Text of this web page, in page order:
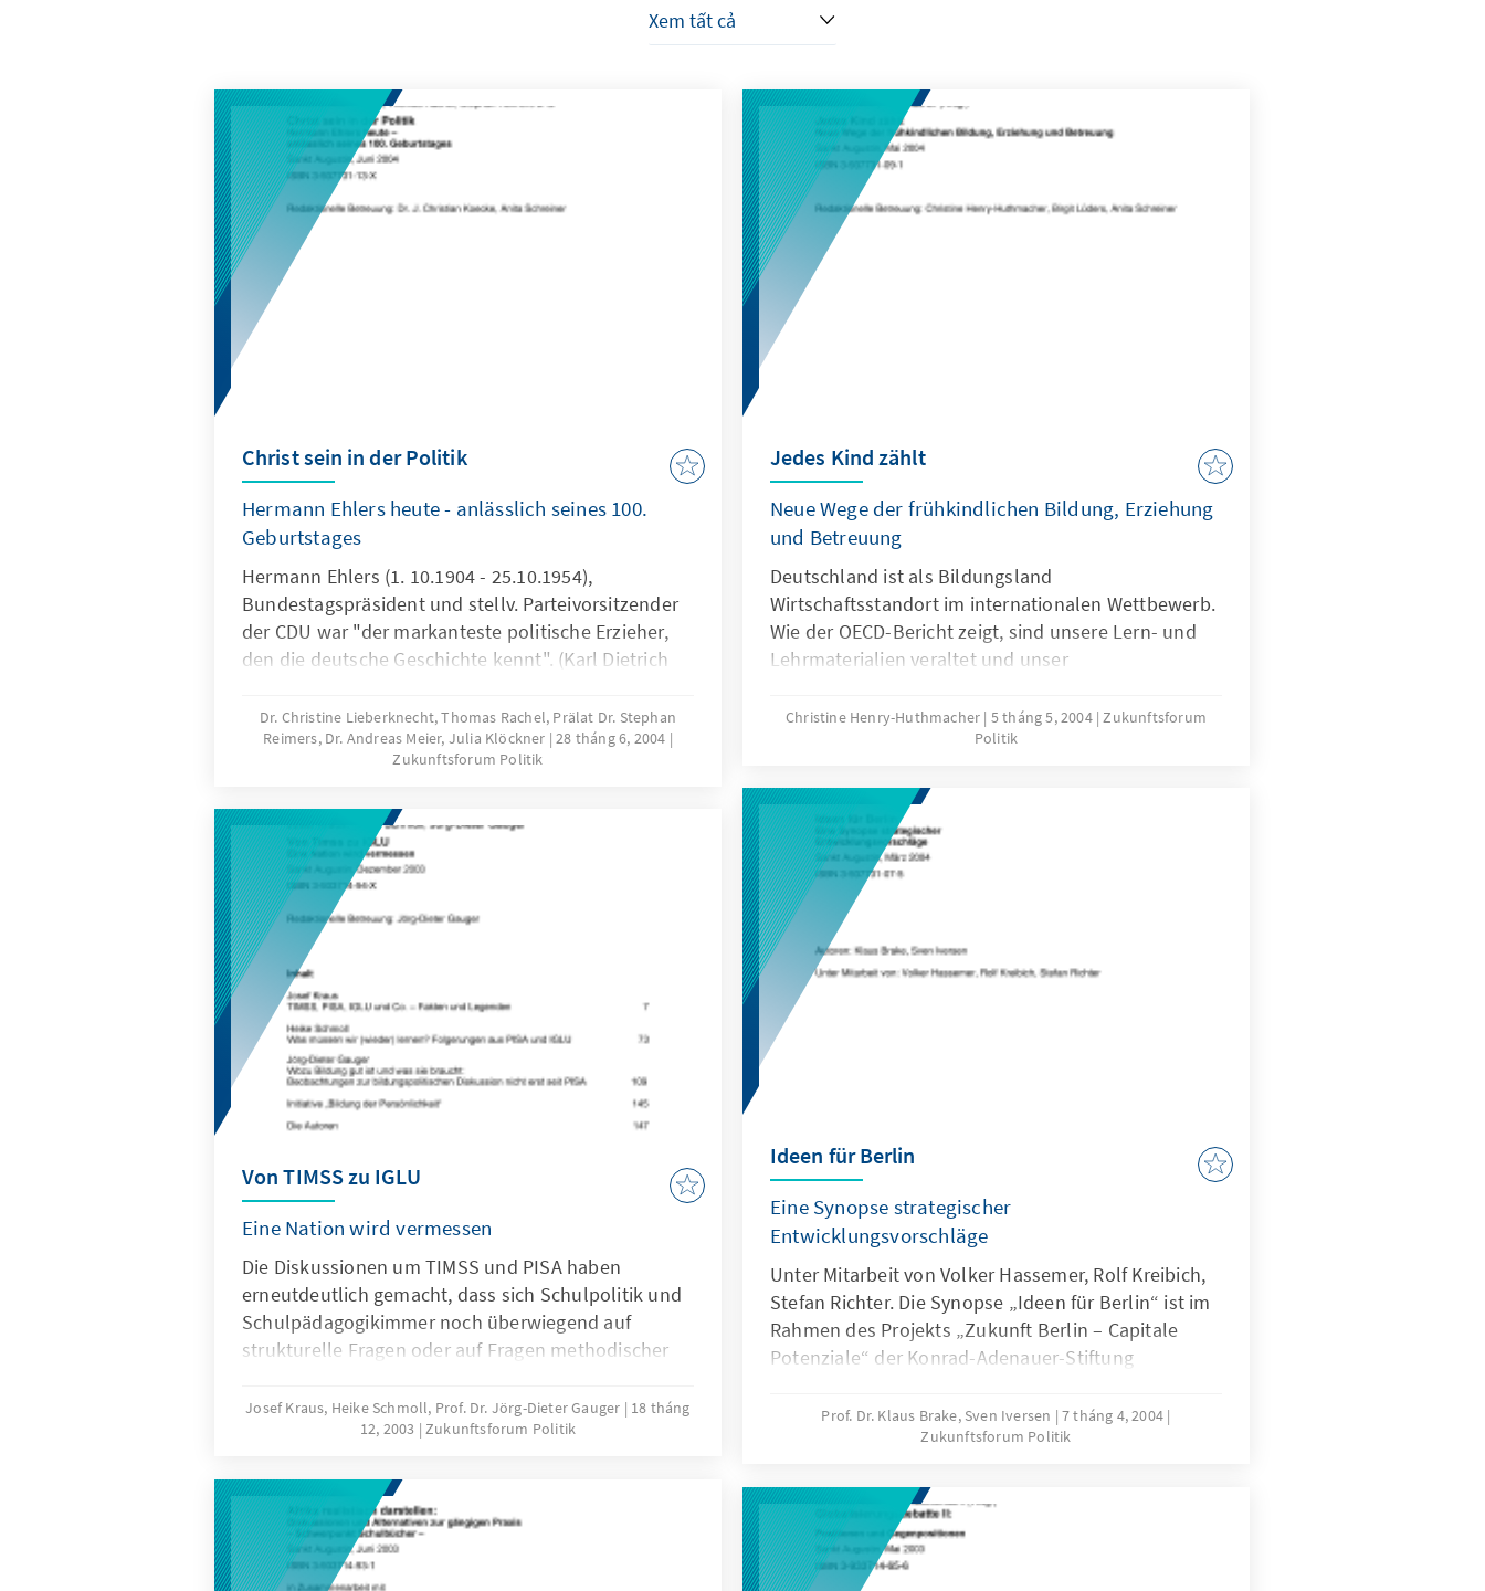
Christ sein in der Politik
Hermann Ehlers heute - anlässlich seines 100.
Geburtstages
Hermann Ehlers (1. 10.1904 - 25.10.1954),
Bundestagspräsident und stellv. Parteivorsitzender
der CDU war "der markanteste politische Erzieher,
den die deutsche Geschichte kennt". (Karl Dietrich
Dr. Christine Lieberknecht, Thomas Rachel, Prälat Dr. Stephan
Reimers, Dr. Andreas Meier, Julia Klöckner 28 tháng 6, 2004
Zukunftsforum Politik
Jedes Kind zählt
Neue Wege der frühkindlichen Bildung, Erziehung
und Betreuung
Deutschland ist als Bildungsland
Wirtschaftsstandort im internationalen Wettbewerb.
Wie der OECD-Bericht zeigt, sind unsere Lern- und
Lehrmaterialien veraltet und unser
brauchen einen neuen Ansatz der Betreuungskultur,
der die Entwicklungsmöglichkeiten und Fähigkeiten
der Eltern berücksichtigt und Arbeit und Leben in
besseren Einklang bringt. Die folgenden Aufsätze
geben hierzu neue Anregungen und
Lösungsansätze.
Christine Henry-Huthmacher 5 tháng 5, 2004 Zukunftsforum
Politik
Ideen für Berlin
Eine Synopse strategischer
Entwicklungsvorschläge
Unter Mitarbeit von Volker Hassemer, Rolf Kreibich,
Stefan Richter. Die Synopse „Ideen für Berlin“ ist im
Rahmen des Projekts „Zukunft Berlin – Capitale
Potenziale“ der Konrad-Adenauer-Stiftung
Bürgerinnen und Bürger Berlins nicht nur zum
Sprechen über, sondern auch zum Handeln für die
Prof. Dr. Klaus Brake, Sven Iversen
7 tháng 4, 2004
Zukunftsforum Politik
Von TIMSS zu IGLU
Eine Nation wird vermessen
Die Diskussionen um TIMSS und PISA haben
erneutdeutlich gemacht, dass sich Schulpolitik und
Schulpädagogikimmer noch überwiegend auf
strukturelle Fragen oder auf Fragen methodischer
jedoch nicht auf bloße Lesefertigkeiten oder das
Lösen einfacher mathematischer oder
Josef Kraus, Heike Schmoll, Prof. Dr. Jörg-Dieter Gauger
18 tháng
12, 2003
Zukunftsforum Politik